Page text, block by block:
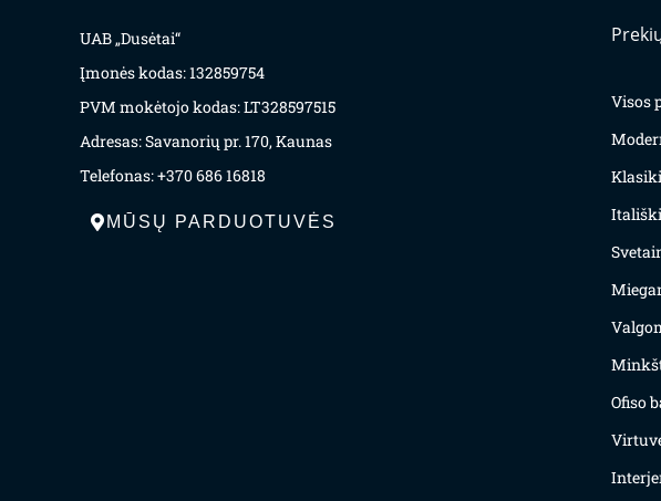
UAB „Dusėtai“
Įmonės kodas: 132859754
PVM mokėtojo kodas: LT328597515
Adresas: Savanorių pr. 170, Kaunas
Telefonas: +370 686 16818
MŪSŲ PARDUOTUVĖS
Visos
Ofiso